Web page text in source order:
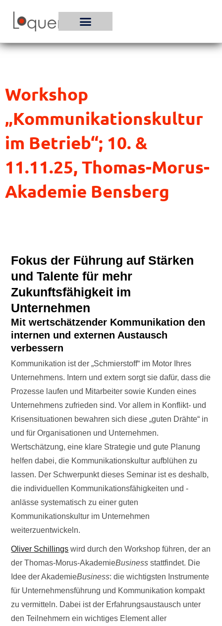
Inhalt
Workshop
„Kommunikationskultur
im Betrieb“; 10. &
11.11.25, Thomas-Morus-
Akademie Bensberg
Fokus der Führung auf Stärken
und Talente für mehr
Zukunftsfähigkeit im
Unternehmen
Mit wertschätzender Kommunikation den
internen und externen Austausch
verbessern
Kommunikation ist der „Schmierstoff“ im Motor Ihres
Unternehmens. Intern und extern sorgt sie dafür, dass die
Prozesse laufen und Mitarbeiter sowie Kunden eines
Unternehmens zufrieden sind. Vor allem in Konflikt- und
Krisensituationen bewahren sich diese „guten Drähte“ in
und für Organisationen und Unternehmen.
Wertschätzung, eine klare Strategie und gute Planung
helfen dabei, die Kommunikationskultur aufblühen zu
lassen. Der Schwerpunkt dieses Seminar ist es deshalb,
die individuellen Kommunikationsfähigkeiten und -
anlässe systematisch zu einer guten
Kommunikationskultur im Unternehmen
weiterzuentwickeln.
Oliver Schillings wird durch den Workshop führen, der an
der Thomas-Morus-AkademieBusiness stattfindet. Die
Idee der AkademieBusiness: die wichtigsten Instrumente
für Unternehmensführung und Kommunikation kompakt
zu vermitteln. Dabei ist der Erfahrungsaustausch unter
den Teilnehmern ein wichtiges Element aller